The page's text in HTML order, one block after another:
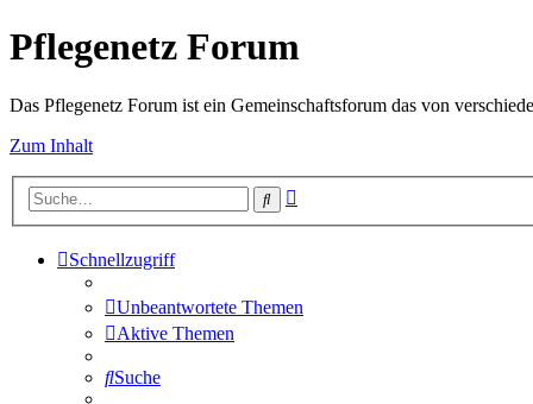
Pflegenetz Forum
Das Pflegenetz Forum ist ein Gemeinschaftsforum das von
Zum Inhalt
Suche
Schnellzugriff
Unbeantwortete Themen
Aktive Themen
Suche